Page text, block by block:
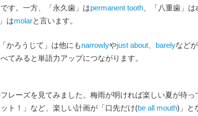
す。一方、「永久歯」はpermanent tooth、「八重歯」は
はmolarと言います。
かろうじて」は他にもnarrowlyやjust about、barelyなど
てみると単語力アップにつながります。
レーズを見てみました。梅雨が明ければ楽しい夏が待っ
ト！」など、楽しい計画が「口先だけ(be all mouth)」と